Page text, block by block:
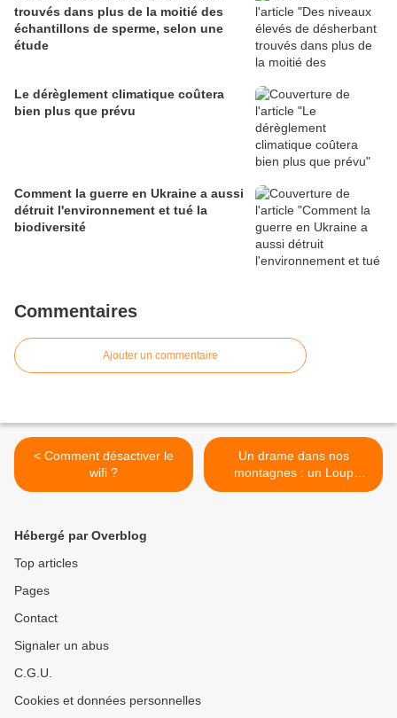
trouvés dans plus de la moitié des
échantillons de sperme, selon une
étude
Le dérèglement climatique coûtera
bien plus que prévu
Comment la guerre en Ukraine a aussi
détruit l'environnement et tué la
biodiversité
Commentaires
Ajouter un commentaire
< Comment désactiver le
wifi ?
Un drame dans nos
montagnes : un Loup
abattu illégalement par un
Hébergé par Overblog
Top articles
Pages
Contact
Signaler un abus
C.G.U.
Cookies et données personnelles